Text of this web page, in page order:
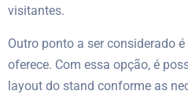
visitantes.
Outro ponto a ser considerado
oferece. Com essa opção, é
layout do stand conforme as